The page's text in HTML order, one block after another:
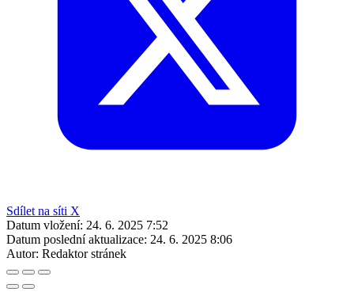
Sdílet na síti X
Datum vložení: 24. 6. 2025 7:52
Datum poslední aktualizace: 24. 6. 2025 8:06
Autor: Redaktor stránek